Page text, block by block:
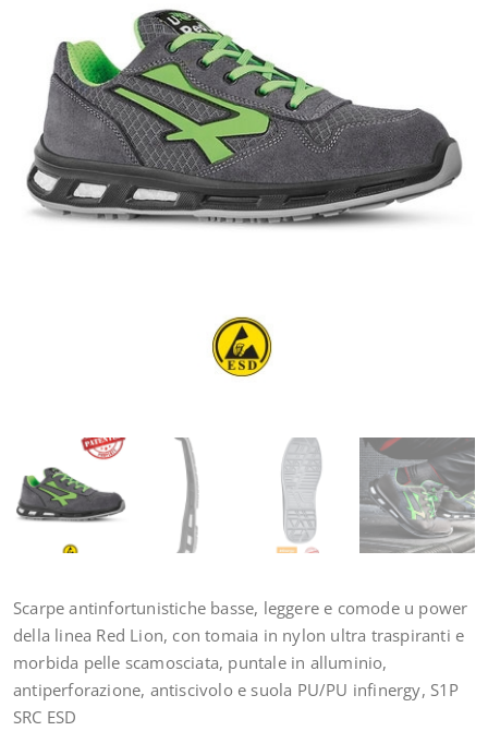
Scarpe antinfortunistiche basse, leggere e comode u power
della linea Red Lion, con tomaia in nylon ultra traspiranti e
morbida pelle scamosciata, puntale in alluminio,
antiperforazione, antiscivolo e suola PU/PU infinergy, S1P
SRC ESD